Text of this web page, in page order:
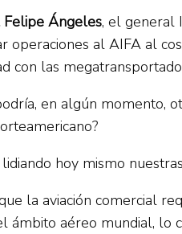
Ángeles, el general
al AIFA al
con las
en algún momento,
hoy mismo
la aviación comercial
ámbito aéreo mundial,